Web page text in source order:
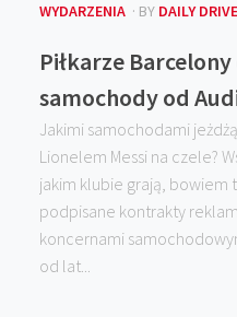
WYDARZENIA · BY DAILY
Piłkarze
samochody od
Jakimi samochodami
Lionelem Messi na czele?
jakim klubie grają, bowiem
podpisane kontrakty
koncernami
od lat...